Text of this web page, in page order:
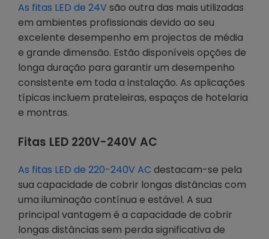
As fitas LED de 24Vsão outra das mais utilizadas
em ambientes profissionais devido ao seu
excelente desempenho em projectos de média
e grande dimensão. Estão disponíveis opções de
longa duração para garantir um desempenho
consistente em toda a instalação. As aplicações
típicas incluem prateleiras, espaços de hotelaria
e montras.
Fitas LED 220V-240V AC
As fitas LED de 220-240V AC destacam-se pela
sua capacidade de cobrir longas distâncias com
uma iluminação contínua e estável. A sua
principal vantagem é a capacidade de cobrir
longas distâncias sem perda significativa de